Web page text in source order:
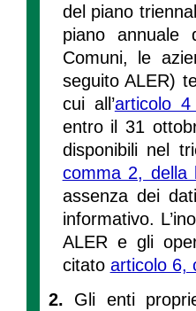
del piano
piano annuale
Comuni, le
seguito ALER)
cui all’articolo
entro il 31
disponibili nel
comma 2, della
assenza dei
informativo.
ALER e gli
citato articolo 6,
2. Gli enti